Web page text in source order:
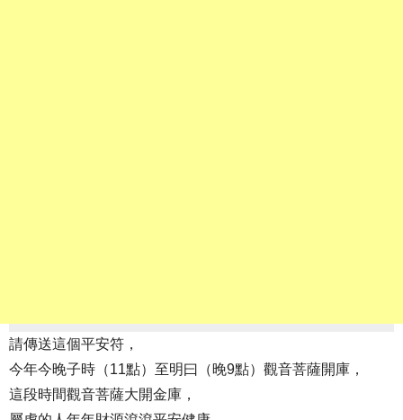
請傳送這個平安符，
今年今晚子時（11點）至明曰（晚9點）觀音菩薩開庫，
這段時間觀音菩薩大開金庫，